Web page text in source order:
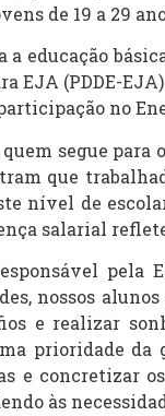
de 19 a 29
a educação
EJA (PDDE-
no
segue para
que
nível de
salarial
pela
nossos
e realizar
prioridade da
e concretizar
às